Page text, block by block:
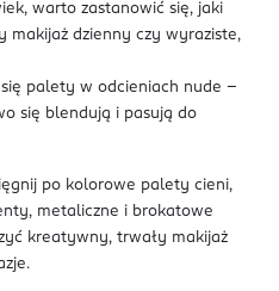
warto zastanowić się, jaki
makijaż dzienny czy wyraziste,
palety w odcieniach nude –
się blendują i pasują do
po kolorowe palety cieni,
metaliczne i brokatowe
kreatywny, trwały makijaż